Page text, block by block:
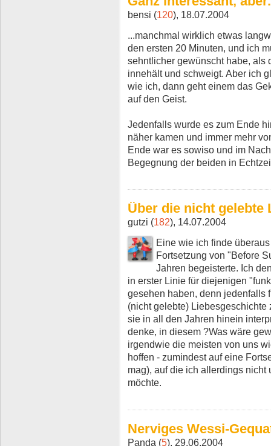
bensi (120), 18.07.2004
...manchmal wirklich etwas
den ersten 20 Minuten, und ich
sehntlicher gewünscht habe, als
innehält und schweigt. Aber ich
wie ich, dann geht einem das
auf den Geist.
Jedenfalls wurde es zum Ende
näher kamen und immer mehr
Ende war es sowiso und im
Begegnung der beiden in
Über die nicht gelebte
gutzi (182), 14.07.2004
Eine wie ich finde
Fortsetzung von "Before
Jahren begeisterte. Ich
in erster Linie für diejenigen
gesehen haben, denn jedenfalls
(nicht gelebte)
sie in all den Jahren hinein
denke, in diesem ?Was wäre
irgendwie die meisten von uns
hoffen - zumindest auf eine
mag), auf die ich allerdings
möchte.
Nerviges Wessi-
Panda (5), 29.06.2004